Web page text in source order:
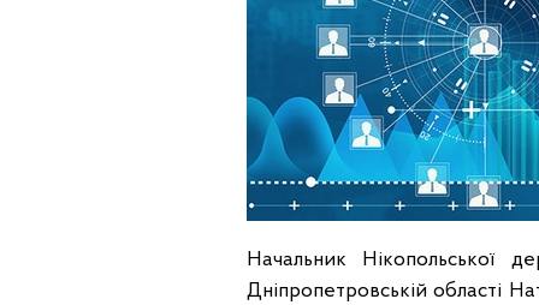
Начальник Нікопольської
Дніпропетровській області